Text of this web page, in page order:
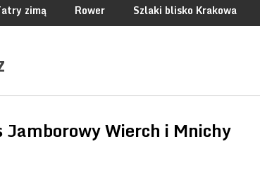
zimą Rower Szlaki blisko Krakowa
Wierch i Mnichy